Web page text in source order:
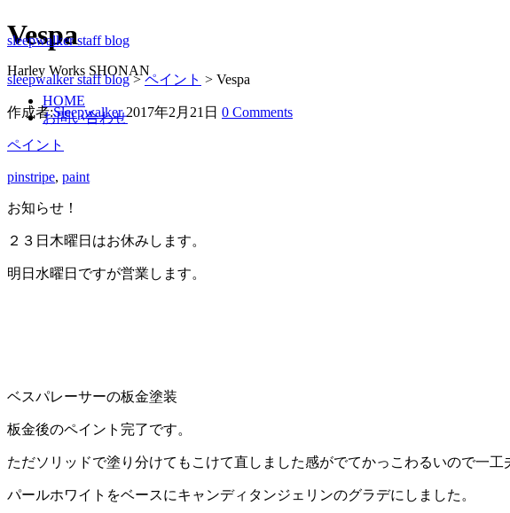
sleepwalker staff blog
Harley Works SHONAN
HOME
お問い合わせ
Vespa
sleepwalker staff blog>ペイント > Vespa
作成者:Sleepwalker 2017年2月21日 0 Comments
ペイント
pinstripe, paint
お知らせ！
２３日木曜日はお休みします。
明日水曜日ですが営業します。
ベスパレーサーの板金塗装
板金後のペイント完了です。
ただソリッドで塗り分けてもこけて直しました感がでてかっこわるいので一工
パールホワイトをベースにキャンディタンジェリンのグラデにしました。